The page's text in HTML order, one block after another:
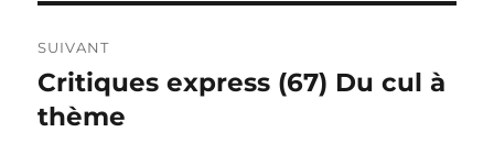
SUIVANT
Publication
suivante :
Critiques express (67) Du cul à
thème